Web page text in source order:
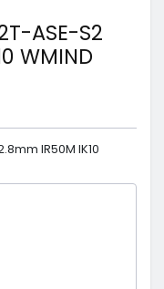
ASE-S2
WMIND
IR50M IK10